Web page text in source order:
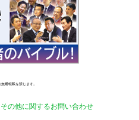
断転載を禁じます。
の他に関するお問い合わせ